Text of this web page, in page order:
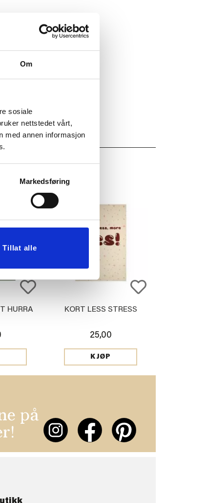
Om
sosiale
nettstedet vårt,
med annen informasjon
Markedsføring
Tillat alle
HURRA KORT LESS STRESS
25,00
KJØP
på